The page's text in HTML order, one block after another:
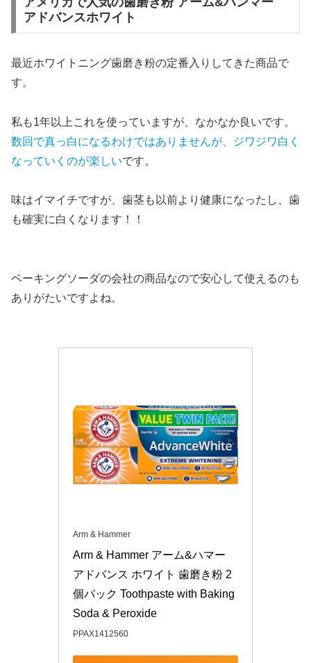
アドバンスホワイト
最近ホワイトニング歯磨き粉の定番入りしてきた商品で
す。
私も1年以上これを使っていますが、なかなか良いです。
数回で真っ白になるわけではありませんが、ジワジワ白く
なっていくのが楽しいです。
味はイマイチですが、歯茎も以前より健康になったし、歯
も確実に白くなります！！
ベーキングソーダの会社の商品なので安心して使えるのも
ありがたいですよね。
Arm & Hammer
Arm & Hammer アーム&ハマー
アドバンス ホワイト 歯磨き粉 2
個パック Toothpaste with Baking
Soda & Peroxide
PPAX1412560